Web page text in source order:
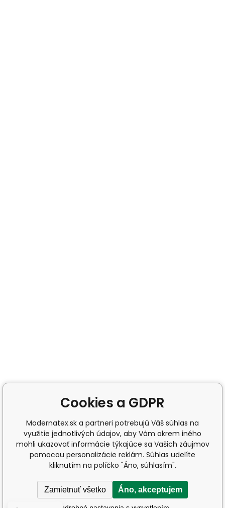
Cookies a GDPR
Modernatex.sk a partneri potrebujú Váš súhlas na
využitie jednotlivých údajov, aby Vám okrem iného
mohli ukazovať informácie týkajúce sa Vašich záujmov
pomocou personalizácie reklám. Súhlas udelíte
kliknutím na políčko "Áno, súhlasím".
Zamietnuť všetko Áno, akceptujem